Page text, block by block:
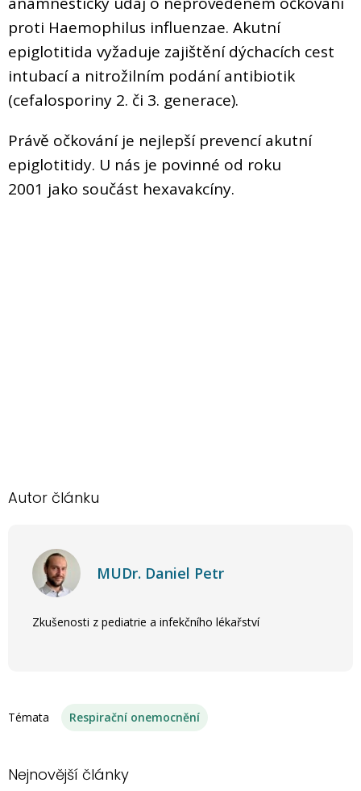
proti Haemophilus influenzae. Akutní
epiglotitida vyžaduje zajištění dýchacích cest
intubací a nitrožilním podání antibiotik
(cefalosporiny 2. či 3. generace).
Právě očkování je nejlepší prevencí akutní
epiglotitidy. U nás je povinné od roku
2001 jako součást hexavakcíny.
Autor článku
MUDr. Daniel Petr
Zkušenosti z pediatrie a infekčního lékařství
Témata Respirační onemocnění
Nejnovější články